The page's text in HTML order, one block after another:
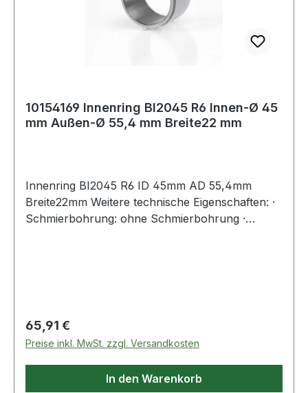
10154169 Innenring BI2045 R6 Innen-Ø 45
mm Außen-Ø 55,4 mm Breite22 mm
Innenring BI2045 R6 ID 45mm AD 55,4mm
Breite22mm Weitere technische Eigenschaften: ·
Schmierbohrung: ohne Schmierbohrung ·
Regulärer Preis:
65,91 €
Preise inkl. MwSt. zzgl. Versandkosten
In den Warenkorb